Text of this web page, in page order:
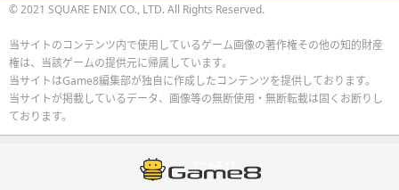
© 2021 SQUARE ENIX CO., LTD. All Rights Reserved.
当サイトのコンテンツ内で使用しているゲーム画像の著作権その他の知的財産
権は、当該ゲームの提供元に帰属しています。
当サイトはGame8編集部が独自に作成したコンテンツを提供しております。
当サイトが掲載しているデータ、画像等の無断使用・無断転載は固くお断りし
ております。